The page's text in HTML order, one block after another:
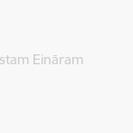
Eināram